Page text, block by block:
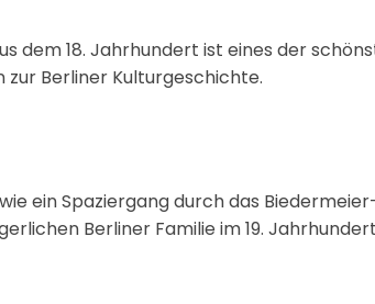
dem 18. Jahrhundert ist eines der
zur Berliner Kulturgeschichte.
ein Spaziergang durch das
Berliner Familie im 19.